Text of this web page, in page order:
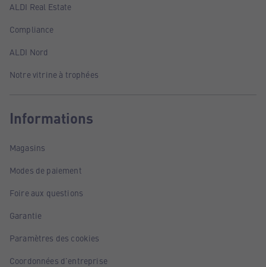
ALDI Real Estate
Compliance
ALDI Nord
Notre vitrine à trophées
Informations
Magasins
Modes de paiement
Foire aux questions
Garantie
Paramètres des cookies
Coordonnées d'entreprise